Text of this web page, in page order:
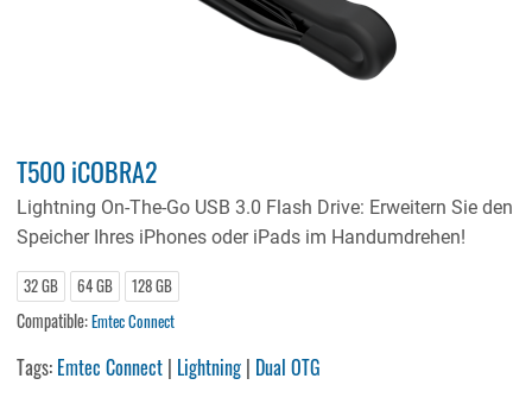
T500 iCOBRA2
Lightning On-The-Go USB 3.0 Flash Drive: Erweitern Sie den
Speicher Ihres iPhones oder iPads im Handumdrehen!
32 GB 64 GB 128 GB
Compatible:Emtec Connect
Tags: Emtec Connect | Lightning | Dual OTG